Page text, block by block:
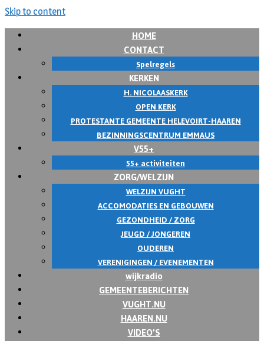
Skip to content
HOME
CONTACT
Spelregels
KERKEN
H. NICOLAASKERK
OPEN KERK
PROTESTANTE GEMEENTE HELEVOIRT-HAAREN
BEZINNINGSCENTRUM EMMAUS
V55+
55+ activiteiten
ZORG/WELZIJN
WELZIJN VUGHT
ACCOMODATIES EN GEBOUWEN
GEZONDHEID / ZORG
JEUGD / JONGEREN
OUDEREN
VERENIGINGEN / EVENEMENTEN
wijkradio
GEMEENTEBERICHTEN
VUGHT.NU
HAAREN.NU
VIDEO’S